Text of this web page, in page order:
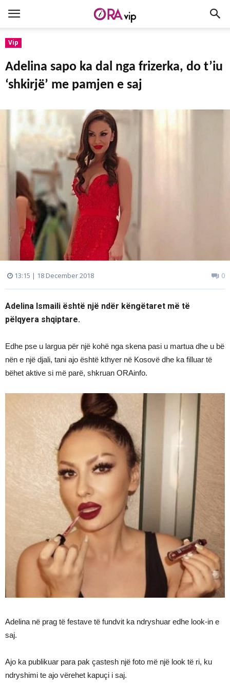
Vip
Adelina sapo ka dal nga frizerka, do t’iu
‘shkirjë’ me pamjen e saj
13:15 | 18 December 2018 0
Adelina Ismaili është një ndër këngëtaret më të
pëlqyera shqiptare.
Edhe pse u largua për një kohë nga skena pasi u martua dhe u bë
nën e një djali, tani ajo është kthyer në Kosovë dhe ka filluar të
bëhet aktive si më parë, shkruan ORAinfo.
Adelina në prag të festave të fundvit ka ndryshuar edhe look-in e
saj.
Ajo ka publikuar para pak çastesh një foto më një look të ri, ku
ndryshimi te ajo vërehet kapuçi i saj.